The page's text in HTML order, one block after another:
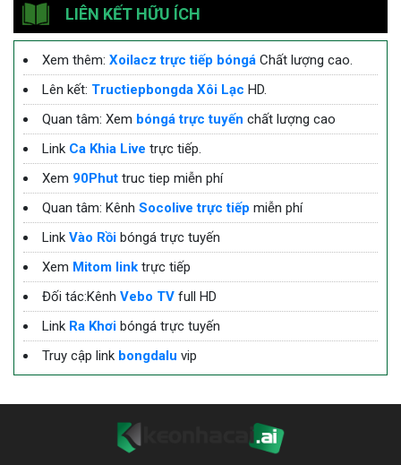
LIÊN KẾT HỮU ÍCH
Xem thêm: Xoilacz trực tiếp bóngá Chất lượng cao.
Lên kết: Tructiepbongda Xôi Lạc HD.
Quan tâm: Xem bóngá trực tuyến chất lượng cao
Link Ca Khia Live trực tiếp.
Xem 90Phut truc tiep miễn phí
Quan tâm: Kênh Socolive trực tiếp miễn phí
Link Vào Rồi bóngá trực tuyến
Xem Mitom link trực tiếp
Đối tác:Kênh Vebo TV full HD
Link Ra Khơi bóngá trực tuyến
Truy cập link bongdalu vip